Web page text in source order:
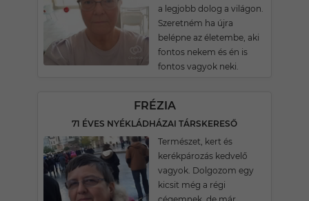
a legjobb dolog a világon.
Szeretném ha újra
belépne az életembe, aki
fontos nekem és én is
fontos vagyok neki.
FRÉZIA
71 ÉVES NYÉKLÁDHÁZAI TÁRSKERESŐ
Természet, kert és
kerékpározás kedvelő
vagyok. Dolgozom egy
kicsit még a régi